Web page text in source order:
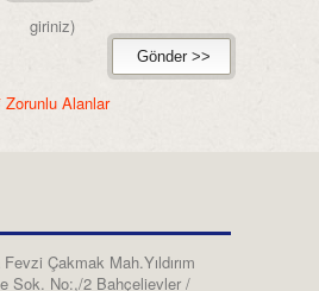
giriniz)
Zorunlu Alanlar
Çakmak Mah.Yıldırım
Sok. No:,/2 Bahçelievler /